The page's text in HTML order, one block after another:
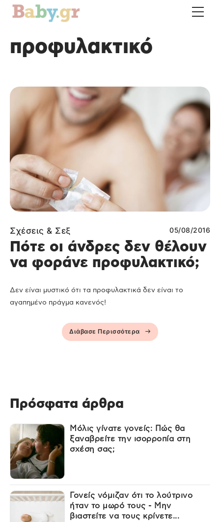
προφυλακτικό
Σχέσεις & Σεξ 05/08/2016
Πότε οι άνδρες δεν θέλουν
να φοράνε προφυλακτικό;
Δεν είναι μυστικό ότι τα προφυλακτικά δεν είναι το
αγαπημένο πράγμα κανενός!
Διάβασε Περισσότερα
Πρόσφατα άρθρα
Μόλις γίνατε γονείς: Πώς θα
ξαναβρείτε την ισορροπία στη
σχέση σας;
Γονείς νόμιζαν ότι το λούτρινο
ήταν το μωρό τους - Μην
βιαστείτε να τους κρίνετε...